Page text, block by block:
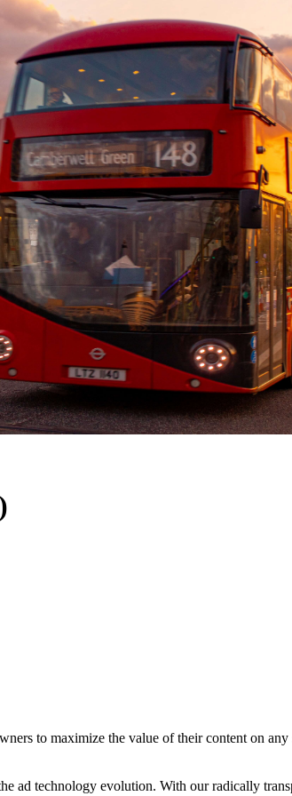
to maximize the value of their content on
ad technology evolution. With our radically